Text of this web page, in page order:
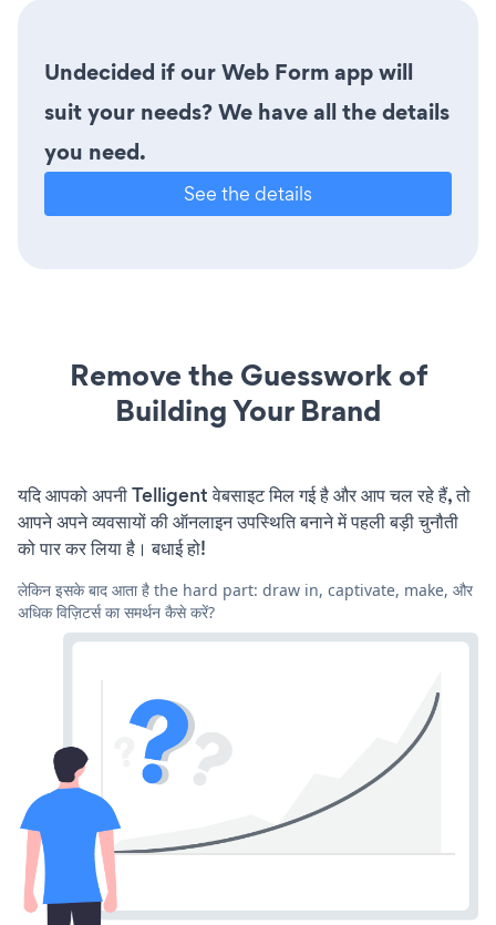
Undecided if our Web Form app will
suit your needs? We have all the details
you need.
See the details
Remove the Guesswork of
Building Your Brand
यदि आपको अपनी Telligent वेबसाइट मिल गई है और आप चल रहे हैं, तो
आपने अपने व्यवसायों की ऑनलाइन उपस्थिति बनाने में पहली बड़ी चुनौती
को पार कर लिया है। बधाई हो!
लेकिन इसके बाद आता है the hard part: draw in, captivate, make, और
अधिक विज़िटर्स का समर्थन कैसे करें?